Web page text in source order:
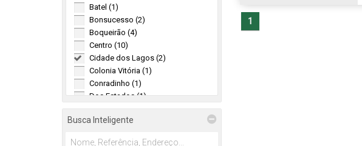
Batel (1)
Bonsucesso (2)
Boqueirão (4)
Centro (10)
Cidade dos Lagos (2)
Colonia Vitória (1)
Conradinho (1)
Dos Estados (1)
Imóvel Morro Alto (2)
Morro Alto (1)
Busca Inteligente
1